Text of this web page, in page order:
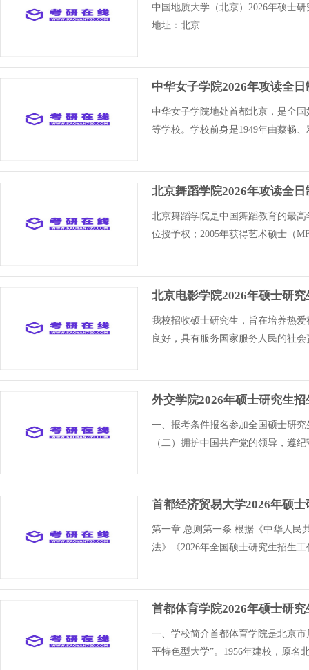
中国地质大学（北京）2026年硕士
地址：北京
中华女子学院2026年攻读全
中华女子学院地处首都北京，是全
等学校。学校前身是1949年由蔡畅
北京舞蹈学院2026年攻读全
北京舞蹈学院是中国舞蹈教育的最
位授予权；2005年获得艺术硕士（
北京电影学院2026年硕士研
我校招收硕士研究生，旨在培养热
良好，具有服务国家服务人民的社
外交学院2026年硕士研究生招
一、报考条件报名参加全国硕士研
（二）拥护中国共产党的领导，遵
首都经济贸易大学2026年硕
第一章 总则第一条 根据《中华人民
法》《2026年全国硕士研究生招生
首都体育学院2026年硕士研
一、学校简介首都体育学院是北京
平特色型大学”。1956年建校，原名